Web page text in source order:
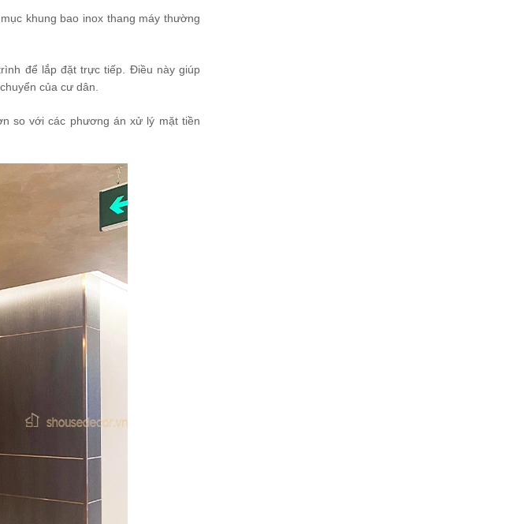
khung bao inox thang máy thường
để lắp đặt trực tiếp. Điều này giúp
của cư dân.
so với các phương án xử lý mặt tiền